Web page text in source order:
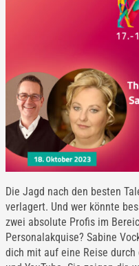
Die Jagd nach den besten
verlagert. Und wer könnte
zwei absolute Profis im
Personalakquise? Sabine
dich mit auf eine Reise